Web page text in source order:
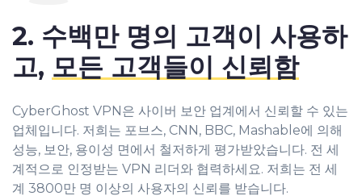
CyberGhost VPN은 사이버 보안 업계에서 신뢰할 수 있는
업체입니다. 저희는 포브스, CNN, BBC, Mashable에 의해
성능, 보안, 용이성 면에서 철저하게 평가받았습니다. 전 세
계적으로 인정받는 VPN 리더와 협력하세요. 저희는 전 세
계 3800만 명 이상의 사용자의 신뢰를 받습니다.
2. 수백만 명의 고객이 사용하
고, 모든 고객들이 신뢰함